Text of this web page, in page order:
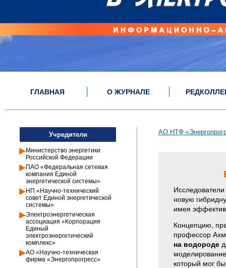
ГЛАВНАЯ О ЖУРНАЛЕ
АО НТФ
новую
имея
Концепцию,
профессор
на водороде
который мог
Учредители
Министерство энергетики
Российской Федерации
ПАО «Федеральная сетевая
компания Единой
энергетической системы»
НП «Научно-технический
совет Единой энергетической
системы»
Электроэнергетическая
ассоциация «Корпорация
Единый
электроэнергетический
комплекс»
АО «Научно-техническая
фирма «Энергопрогресс»